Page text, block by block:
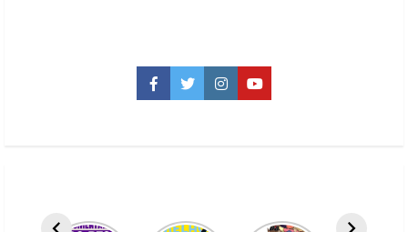
Abril/24
Facebook
TwitterInstagramYouTube